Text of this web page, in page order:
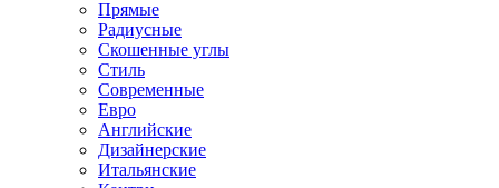
Прямые
Радиусные
Скошенные углы
Стиль
Современные
Евро
Английские
Дизайнерские
Итальянские